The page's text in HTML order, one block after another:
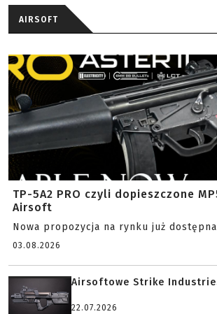
AIRSOFT
TP-5A2 PRO czyli dopieszczone
Airsoft
Nowa propozycja na rynku już
03.08.2026
Airsoftowe Strike
22.07.2026